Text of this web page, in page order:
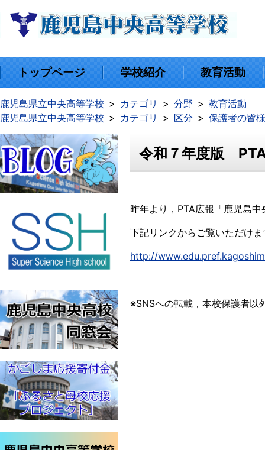
トップページ 学校紹介 教育活動
鹿児島県立中央高等学校 カテゴリ 分野
教育活動
鹿児島県立中央高等学校
カテゴリ 区分 保護者の皆
令和７年度版
昨年より，PTA広報「鹿児島
下記リンクからご覧いただけ
http://
※SNSへの転載，本校保護者以